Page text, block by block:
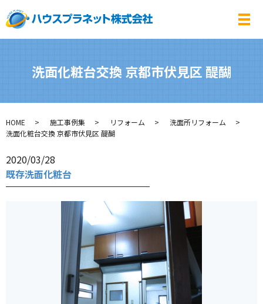
メ
洗面化粧台交換 京都市伏見区 醍醐
HOME 施工事例集 リフォーム
洗面所リフォーム
洗面化粧台交換 京都市伏見区 醍醐
2020/03/28
既存洗面化粧台